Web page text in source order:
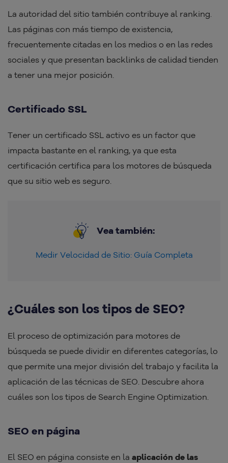
La autoridad del sitio también contribuye al ranking.
Las páginas con más tiempo de existencia,
frecuentemente citadas en los medios o en las redes
sociales y que presentan backlinks de calidad tienden
a tener una mejor posición.
Certificado SSL
Tener un certificado SSL activo es un factor que
impacta bastante en el ranking, ya que esta
certificación certifica para los motores de búsqueda
que su sitio web es seguro.
Vea también:
Medir Velocidad de Sitio: Guía Completa
¿Cuáles son los tipos de SEO?
El proceso de optimización para motores de
búsqueda se puede dividir en diferentes categorías, lo
que permite una mejor división del trabajo y facilita la
aplicación de las técnicas de SEO. Descubre ahora
cuáles son los tipos de Search Engine Optimization.
SEO en página
El SEO en página consiste en la aplicación de las